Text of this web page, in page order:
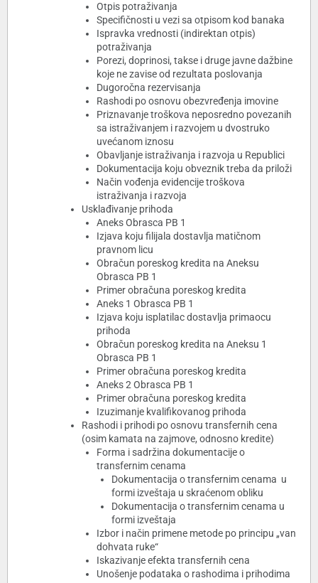
Otpis potraživanja
Specifičnosti u vezi sa otpisom kod banaka
Ispravka vrednosti (indirektan otpis)
potraživanja
Porezi, doprinosi, takse i druge javne dažbine
koje ne zavise od rezultata poslovanja
Dugoročna rezervisanja
Rashodi po osnovu obezvređenja imovine
Priznavanje troškova neposredno povezanih
sa istraživanjem i razvojem u dvostruko
uvećanom iznosu
Obavljanje istraživanja i razvoja u Republici
Dokumentacija koju obveznik treba da priloži
Način vođenja evidencije troškova
istraživanja i razvoja
Usklađivanje prihoda
Aneks Obrasca PB 1
Izjava koju filijala dostavlja matičnom
pravnom licu
Obračun poreskog kredita na Aneksu
Obrasca PB 1
Primer obračuna poreskog kredita
Aneks 1 Obrasca PB 1
Izjava koju isplatilac dostavlja primaocu
prihoda
Obračun poreskog kredita na Aneksu 1
Obrasca PB 1
Primer obračuna poreskog kredita
Aneks 2 Obrasca PB 1
Primer obračuna poreskog kredita
Izuzimanje kvalifikovanog prihoda
Rashodi i prihodi po osnovu transfernih cena
(osim kamata na zajmove, odnosno kredite)
Forma i sadržina dokumentacije o
transfernim cenama
Dokumentacija o transfernim cenama u
formi izveštaja u skraćenom obliku
Dokumentacija o transfernim cenama u
formi izveštaja
Izbor i način primene metode po principu „van
dohvata ruke“
Iskazivanje efekta transfernih cena
Unošenje podataka o rashodima i prihodima